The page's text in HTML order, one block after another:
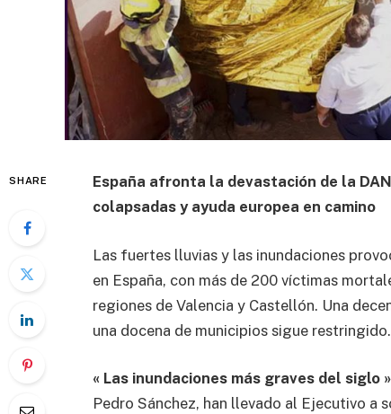
SHARE
España afronta la devastación de la
colapsadas y ayuda europea en camino
Las fuertes lluvias y las inundaciones
en España, con más de 200 víctimas
regiones de Valencia y Castellón. Una
una docena de municipios sigue restringido.
« Las inundaciones más graves del siglo »
Pedro Sánchez, han llevado al Ejecutivo a